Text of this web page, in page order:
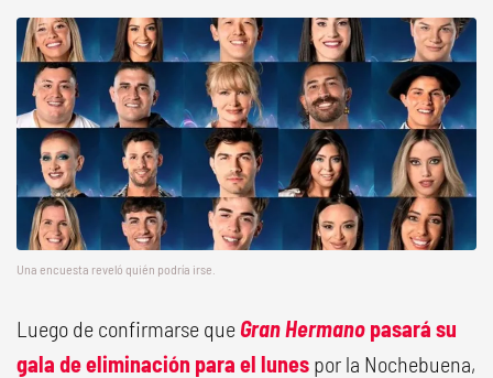
Una encuesta reveló quién podría irse.
Luego de confirmarse que Gran Hermano pasará su
gala de eliminación para el lunes por la Nochebuena,